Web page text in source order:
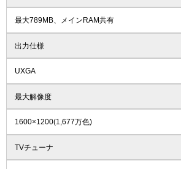
最大789MB、メインRAM共有
出力仕様
UXGA
最大解像度
1600×1200(1,677万色)
TVチューナ